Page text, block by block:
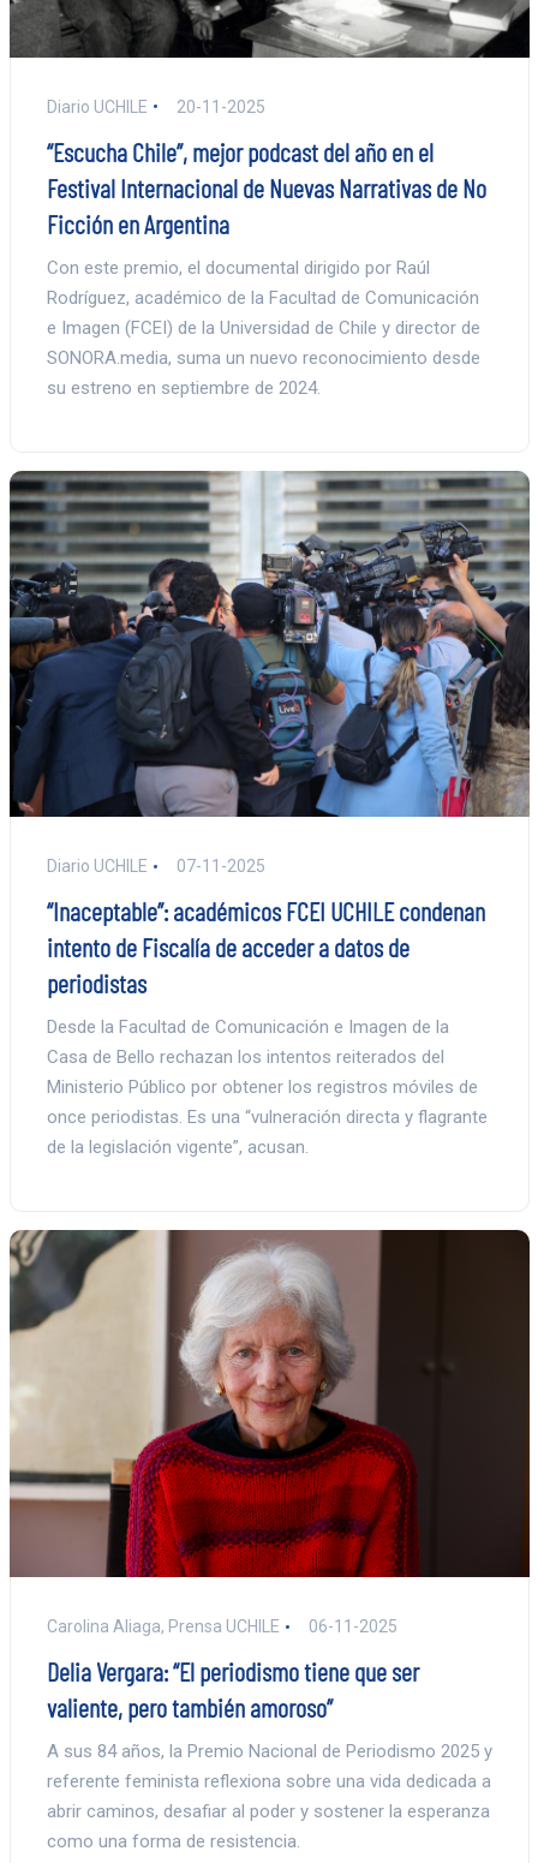
Diario UCHILE 20-11-2025
“Escucha Chile”, mejor podcast del año en el
Festival Internacional de Nuevas Narrativas de No
Ficción en Argentina
Con este premio, el documental dirigido por Raúl
Rodríguez, académico de la Facultad de Comunicación
e Imagen (FCEI) de la Universidad de Chile y director de
SONORA.media, suma un nuevo reconocimiento desde
su estreno en septiembre de 2024.
Diario UCHILE 07-11-2025
“Inaceptable”: académicos FCEI UCHILE condenan
intento de Fiscalía de acceder a datos de
periodistas
Desde la Facultad de Comunicación e Imagen de la
Casa de Bello rechazan los intentos reiterados del
Ministerio Público por obtener los registros móviles de
once periodistas. Es una “vulneración directa y flagrante
de la legislación vigente”, acusan.
Carolina Aliaga, Prensa UCHILE 06-11-2025
Delia Vergara: “El periodismo tiene que ser
valiente, pero también amoroso”
A sus 84 años, la Premio Nacional de Periodismo 2025 y
referente feminista reflexiona sobre una vida dedicada a
abrir caminos, desafiar al poder y sostener la esperanza
como una forma de resistencia.